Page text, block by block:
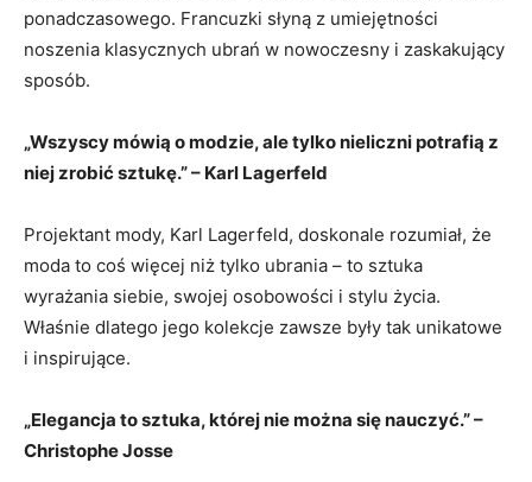
ponadczasowego.‍ Francuzki słyną z umiejętności
noszenia klasycznych ubrań w nowoczesny i zaskakujący
sposób.
„Wszyscy mówią o modzie, ale tylko nieliczni potrafią z
niej zrobić sztukę.” – Karl Lagerfeld
Projektant mody, Karl Lagerfeld, doskonale‍ rozumiał, że​
moda to coś więcej ​niż tylko ubrania – to sztuka
wyrażania siebie, swojej ​osobowości i stylu życia.
Właśnie dlatego jego kolekcje‍ zawsze były tak unikatowe
i inspirujące.
„Elegancja to sztuka,⁢ której⁢ nie można się nauczyć.” –
‌Christophe ​Josse